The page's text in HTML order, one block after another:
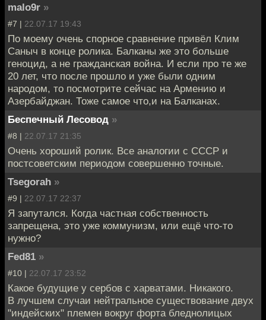
malo9r »
#7 | 22.07.17 19:43
По моему очень спорное сравнение привёл Клим
Саныч в конце ролика. Балканы же это больше
геноцид, а не гражданская война. И если про те же
20 лет, что после прошло и уже были одним
народом, то посмотрите сейчас на Армению и
Азербайджан. Тоже самое что,и на Балканах.
Беспечный Лесовод »
#8 | 22.07.17 21:35
Очень хороший ролик. Все аналогии с СССР и
постсоветским периодом совершенно точные.
Tsegorah »
#9 | 22.07.17 22:37
Я запутался. Когда частная собственность
запрещена, это уже коммунизм, или ещё что-то
нужно?
Fed81 »
#10 | 22.07.17 23:52
Какое будущие у сербов с харватами. Никакого.
В лучшем случаи нейтральное существование двух
"индейских" племен вокруг форта бледнолицых